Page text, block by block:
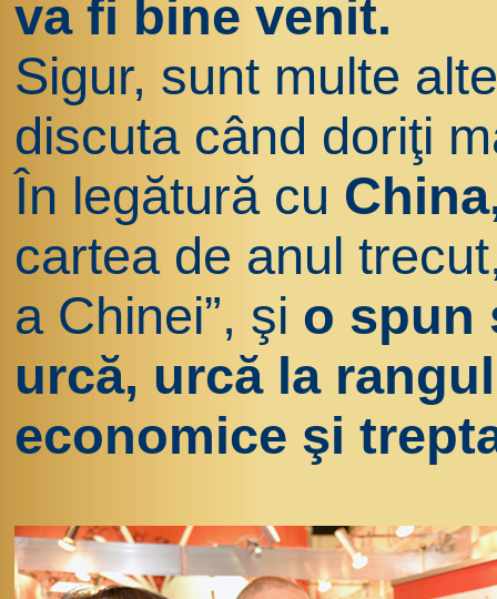
va fi bine venit.
Sigur, sunt multe
discuta când doriţi
În legătură cu
cartea de anul
a Chinei”, şi o spun
urcă, urcă la
economice şi